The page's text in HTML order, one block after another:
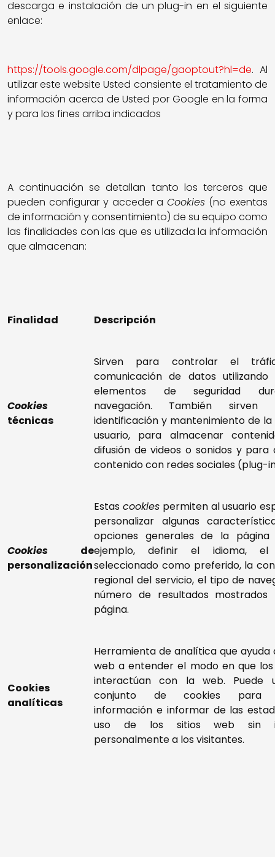
descarga e instalación de un plug-in en el siguiente
enlace:
https://tools.google.com/dlpage/gaoptout?hl=de. Al
utilizar este website Usted consiente el tratamiento de
información acerca de Usted por Google en la forma
y para los fines arriba indicados
A continuación se detallan tanto los terceros que
pueden configurar y acceder aCookies (no exentas
de información y consentimiento) de su equipo como
las finalidades con las que es utilizada la información
que almacenan:
Finalidad Descripción
Cookies
técnicas
Sirven para controlar el
comunicación de datos
elementos de seguridad
navegación. También
identificación y mantenimiento de la
usuario, para almacenar
difusión de videos o sonidos y
contenido con redes sociales (plug-
Cookies de
personalización
Estas cookiespermiten al usuario
personalizar algunas
opciones generales de la página
ejemplo, definir el idioma, el
seleccionado como preferido, la
regional del servicio, el tipo de
número de resultados
página.
Cookies
analíticas
Herramienta de analítica que ayuda
web a entender el modo en que
interactúan con la web. Puede
conjunto de cookies para
información e informar de las
uso de los sitios web sin
personalmente a los visitantes.